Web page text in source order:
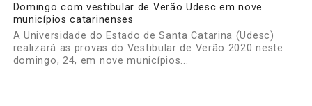
Domingo com vestibular de Verão Udesc em nove
municípios catarinenses
A Universidade do Estado de Santa Catarina (Udesc)
realizará as provas do Vestibular de Verão 2020 neste
domingo, 24, em nove municípios...